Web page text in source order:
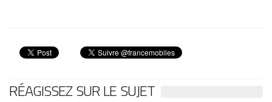
RÉAGISSEZ SUR LE SUJET